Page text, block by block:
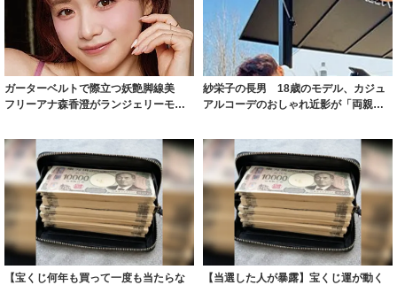
ガーターベルトで際立つ妖艶脚線美
フリーアナ森香澄がランジェリーモデ
紗栄子の長男 18歳のモデル、カジュ
アルコーデのおしゃれ近影が「両親の
【宝くじ何年も買って一度も当たらな
【当選した人が暴露】宝くじ運が動く